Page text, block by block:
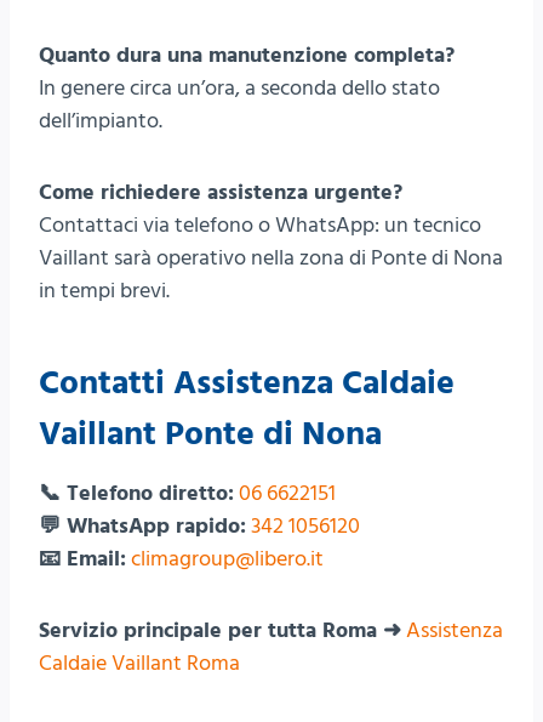
Quanto dura una manutenzione completa?
In genere circa un’ora, a seconda dello stato
dell’impianto.
Come richiedere assistenza urgente?
Contattaci via telefono o WhatsApp: un tecnico
Vaillant sarà operativo nella zona di Ponte di Nona
in tempi brevi.
Contatti Assistenza Caldaie
Vaillant Ponte di Nona
📞 Telefono diretto: 06 6622151
💬 WhatsApp rapido: 342 1056120
📧 Email: climagroup@libero.it
Servizio principale per tutta Roma ➜Assistenza
Caldaie Vaillant Roma